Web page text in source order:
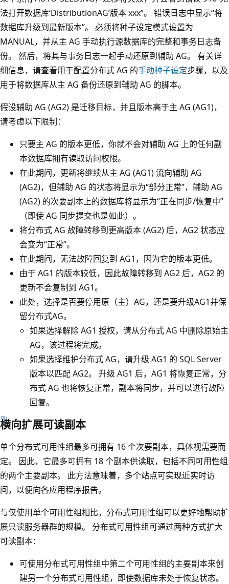
法打开数据库‘DistributionAG’版本 xxx”。 错误日志中显示“将
数据库升级到最新版本”。 必须将种子设定模式设置为
MANUAL，并从主 AG 手动执行源数据库的完整和事务日志备
份。 然后，将其与事务日志一起手动还原到辅助 AG。 有关详
细信息，请查看用于配置分布式 AG 的手动种子设定步骤，以及
用于将数据库从主 AG 备份还原到辅助 AG 的脚本。
假设辅助 AG (AG2) 是迁移目标，并且版本高于主 AG (AG1)，
请考虑以下限制：
只要主 AG 的版本更低，你就不会对辅助 AG 上的任何副
本数据库拥有读取访问权限。
在此期间，更新将继续从主 AG (AG1) 流向辅助 AG
(AG2)，但辅助 AG 的状态将显示为“部分正常”，辅助 AG
(AG2) 的次要副本上的数据库将显示为“正在同步/恢复中”
（即使 AG 同步提交也是如此）。
将分布式 AG 故障转移到更高版本 (AG2) 后，AG2 状态应
会变为“正常”。
在此期间，无法故障回复到 AG1，因为它的版本更低。
由于 AG1 的版本较低，因此故障转移到 AG2 后，AG2 的
更新不会复制到 AG1。
此处，选择是否要停用原（主）AG，还是要升级AG1并保
留分布式AG。
如果选择解除 AG1 授权，请从分布式 AG 中删除原始主
AG，该过程将完成。
如果选择维护分布式 AG，请升级 AG1 的 SQL Server
版本以匹配 AG2。 升级 AG1 后，AG1 将恢复正常，分
布式 AG 也将恢复正常，副本将同步，并可以进行故障
回复。
横向扩展可读副本
单个分布式可用性组最多可拥有 16 个次要副本，具体视需要而
定。 因此，它最多可拥有 18 个副本供读取，包括不同可用性组
的两个主要副本。 此方法意味着，多个站点可实现近实时访
问，以便向各应用程序报告。
与仅使用单个可用性组相比，分布式可用性组可以更好地帮助扩
展只读服务器群的规模。 分布式可用性组可通过两种方式扩大
可读副本：
可使用分布式可用性组中第二个可用性组的主要副本来创
建另一个分布式可用性组，即使数据库未处于恢复状态。